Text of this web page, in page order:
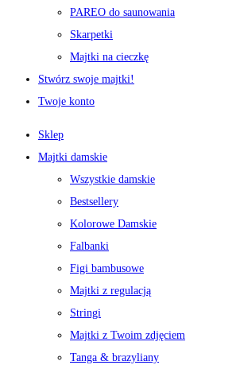
PAREO do saunowania
Skarpetki
Majtki na cieczkę
Stwórz swoje majtki!
Twoje konto
Sklep
Majtki damskie
Wszystkie damskie
Bestsellery
Kolorowe Damskie
Falbanki
Figi bambusowe
Majtki z regulacją
Stringi
Majtki z Twoim zdjęciem
Tanga & brazyliany